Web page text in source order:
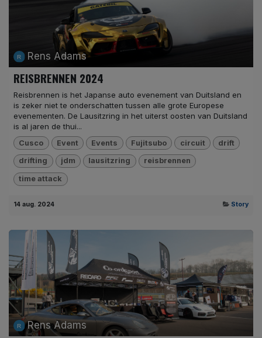
Rens Adams
REISBRENNEN 2024
Reisbrennen is het Japanse auto evenement van Duitsland en
is zeker niet te onderschatten tussen alle grote Europese
evenementen. De Lausitzring in het uiterst oosten van Duitsland
is al jaren de thui...
Cusco Event Events Fujitsubo circuit drift
drifting jdm lausitzring reisbrennen
time attack
14 aug. 2024 Story
Rens Adams